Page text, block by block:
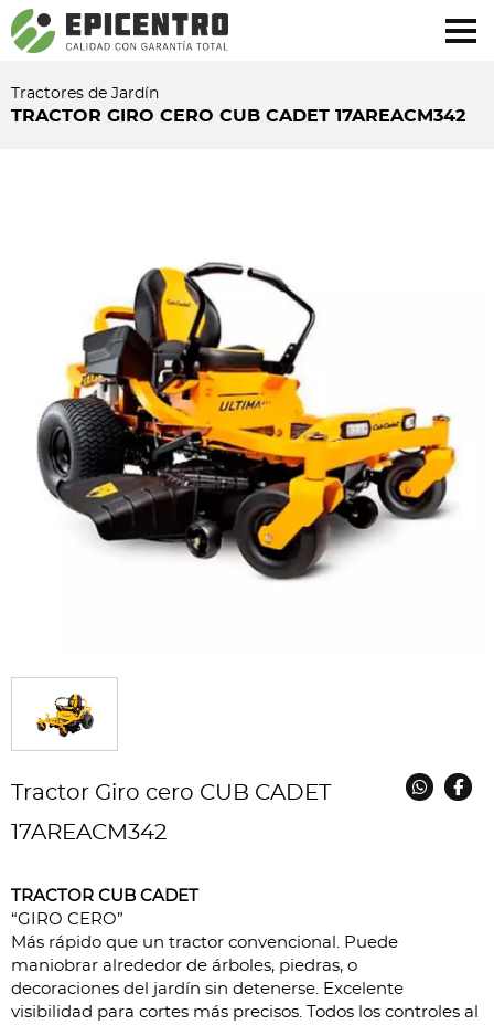
¿Olvidó su contraseña?Regístrese aquí
Tractores de Jardín
TRACTOR GIRO CERO CUB CADET 17AREACM342
Tractor Giro cero CUB CADET
17AREACM342
TRACTOR CUB CADET
“GIRO CERO”
Más rápido que un tractor convencional. Puede
maniobrar alrededor de árboles, piedras, o
decoraciones del jardín sin detenerse. Excelente
visibilidad para cortes más precisos. Todos los controles al